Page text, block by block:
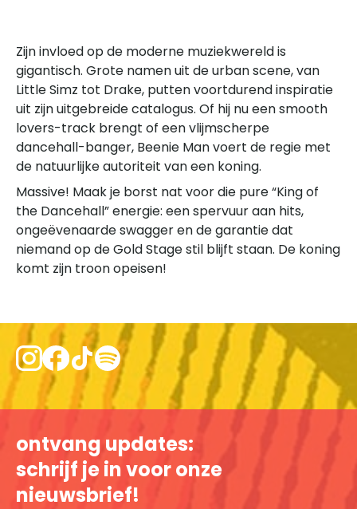
Zijn invloed op de moderne muziekwereld is
gigantisch. Grote namen uit de urban scene, van
Little Simz tot Drake, putten voortdurend inspiratie
uit zijn uitgebreide catalogus. Of hij nu een smooth
lovers-track brengt of een vlijmscherpe
dancehall-banger, Beenie Man voert de regie met
de natuurlijke autoriteit van een koning.
Massive! Maak je borst nat voor die pure “King of
the Dancehall” energie: een spervuur aan hits,
ongeëvenaarde swagger en de garantie dat
niemand op de Gold Stage stil blijft staan. De koning
komt zijn troon opeisen!
ontvang updates:
schrijf je in voor onze
nieuwsbrief!